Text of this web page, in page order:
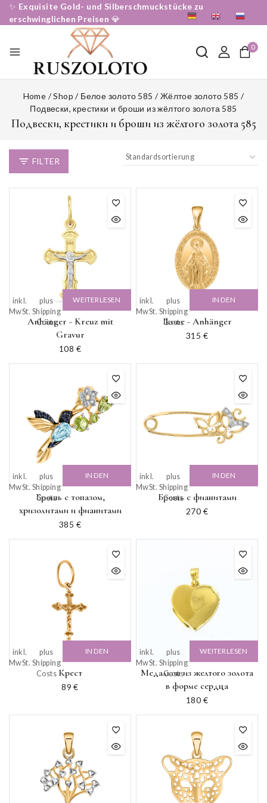
Skip
✨ Exquisite Gold- und Silberschmuckstücke zu
erschwinglichen Preisen 💎
0
Home / Shop / Белое золото 585 / Жёлтое золото 585 /
Подвески, крестики и броши из жёлтого золота 585
Подвески, крестики и броши из жёлтого золота 585
FILTER
Anhänger - Kreuz mit
Gravur
108 €
inkl.
MwSt.
plus
Shipping
Costs
WEITERLESEN
Ikone - Anhänger
315 €
inkl.
MwSt.
plus
Shipping
Costs
IN DEN
Брошь с топазом,
хризолитами и фианитами
385 €
inkl.
MwSt.
plus
Shipping
Costs
IN DEN
Брошь с фианитами
270 €
inkl.
MwSt.
plus
Shipping
Costs
IN DEN
Крест
89€
inkl.
MwSt.
plus
Shipping
Costs
IN DEN
Медальон из желтого золота
в форме сердца
180 €
inkl.
MwSt.
plus
Shipping
Costs
WEITERLESEN